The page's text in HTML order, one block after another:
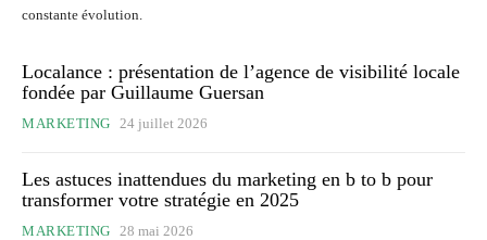
constante évolution.
Localance : présentation de l’agence de visibilité locale
fondée par Guillaume Guersan
MARKETING 24 juillet 2026
Les astuces inattendues du marketing en b to b pour
transformer votre stratégie en 2025
MARKETING 28 mai 2026